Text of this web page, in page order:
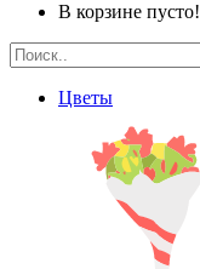
В корзине пусто!
Цветы